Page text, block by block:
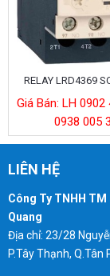
RELAY LRD4369
Giá Bán: LH 0902
0938 005
LIÊN HỆ
Công Ty TNHH TM
Quang
Địa chỉ: 23/28
P.Tây Thạnh, Q.Tân